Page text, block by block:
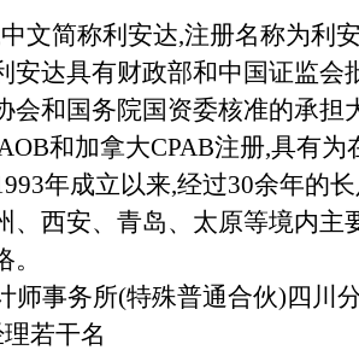
文简称利安达,注册名称为利
安达具有财政部和中国证监
会和国务院国资委核准的承
和加拿大CPAB注册,具有
年成立以来,经过30余年的
、西安、青岛、太原等境内
师事务所(特殊普通合伙)四川
若干名